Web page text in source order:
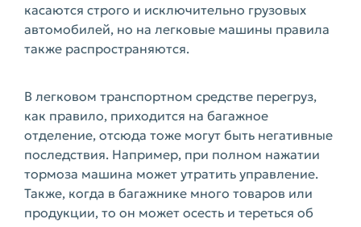
касаются строго и исключительно грузовых
автомобилей, но на легковые машины правила
также распространяются.
В легковом транспортном средстве перегруз,
как правило, приходится на багажное
отделение, отсюда тоже могут быть негативные
последствия. Например, при полном нажатии
тормоза машина может утратить управление.
Также, когда в багажнике много товаров или
продукции, то он может осесть и тереться об